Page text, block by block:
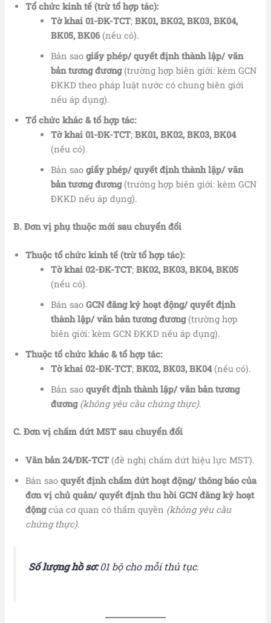
Tổ chức kinh tế (trừ tổ hợp tác):
Tờ khai 01-ĐK-TCT;BK01, BK02, BK03, BK04,
BK05, BK06(nếu có).
Bản saogiấy phép/ quyết định thành lập/ văn
bản tương đương(trường hợp biên giới: kèm GCN
ĐKKD theo pháp luật nước có chung biên giới
nếu áp dụng).
Tổ chức khác & tổ hợp tác:
Tờ khai 01-ĐK-TCT;BK01, BK02, BK03, BK04
(nếu có).
Bản saogiấy phép/ quyết định thành lập/ văn
bản tương đương(trường hợp biên giới: kèm GCN
ĐKKD nếu áp dụng).
B. Đơn vị phụ thuộc mới sau chuyển đổi
Thuộc tổ chức kinh tế (trừ tổ hợp tác):
Tờ khai 02-ĐK-TCT;BK02, BK03, BK04, BK05
(nếu có).
Bản saoGCN đăng ký hoạt động/ quyết định
thành lập/ văn bản tương đương(trường hợp
biên giới: kèm GCN ĐKKD nếu áp dụng).
Thuộc tổ chức khác & tổ hợp tác:
Tờ khai 02-ĐK-TCT;BK02, BK03, BK04(nếu có).
Bản saoquyết định thành lập/ văn bản tương
đương (không yêu cầu chứng thực).
C. Đơn vị chấm dứt MST sau chuyển đổi
Văn bản 24/ĐK-TCT (đề nghị chấm dứt hiệu lực MST).
Bản saoquyết định chấm dứt hoạt động/ thông báo của
đơn vị chủ quản/ quyết định thu hồi GCN đăng ký hoạt
độngcủa cơ quan có thẩm quyền (không yêu cầu
chứng thực).
Số lượng hồ sơ:01 bộ cho mỗi thủ tục.